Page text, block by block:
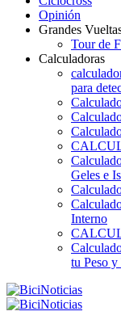
Opinión
Grandes
Tour de
Calculadoras
para
Geles e
Interno
tu Peso y